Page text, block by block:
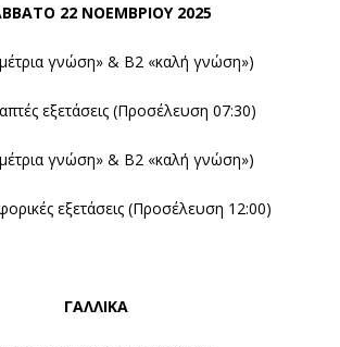
22 ΝΟΕΜΒΡΙΟΥ 2025
γνώση» & Β2 «καλή γνώση»)
εξετάσεις (Προσέλευση 07:30)
γνώση» & Β2 «καλή γνώση»)
εξετάσεις (Προσέλευση 12:00)
ΓΑΛΛΙΚΑ